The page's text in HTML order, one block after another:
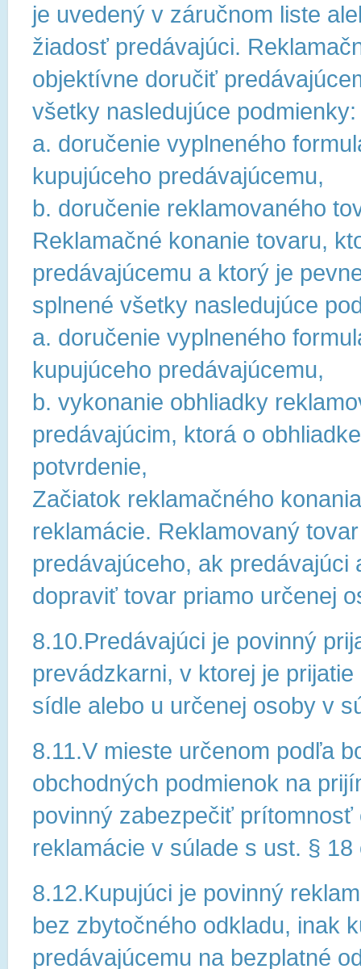
je uvedený v záručnom liste
žiadosť predávajúci.
objektívne doručiť
všetky nasledujúce podmienky:
a. doručenie vyplneného
kupujúceho predávajúcemu,
b. doručenie reklamovaného
Reklamačné konanie tovaru,
predávajúcemu a ktorý je
splnené všetky nasledujúce
a. doručenie vyplneného
kupujúceho predávajúcemu,
b. vykonanie obhliadky
predávajúcim, ktorá o
potvrdenie,
Začiatok reklamačného
reklamácie. Reklamovaný
predávajúceho, ak
dopraviť tovar priamo určenej
8.10.Predávajúci je povinný
prevádzkarni, v ktorej je
sídle alebo u určenej osoby v
8.11.V mieste určenom podľa
obchodných podmienok na
povinný zabezpečiť
reklamácie v súlade s ust. §
8.12.Kupujúci je povinný
bez zbytočného odkladu, inak
predávajúcemu na bezplatné